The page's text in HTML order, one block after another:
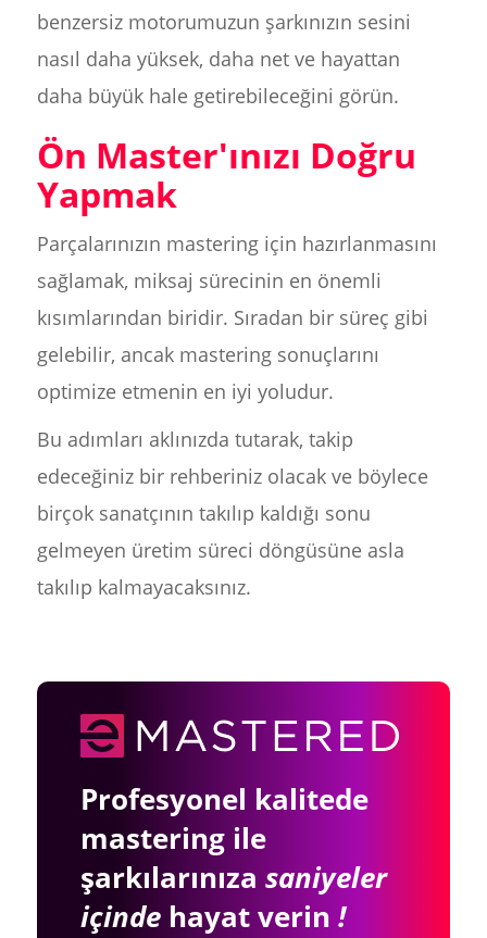
benzersiz motorumuzun şarkınızın sesini
nasıl daha yüksek, daha net ve hayattan
daha büyük hale getirebileceğini görün.
Ön Master'ınızı Doğru
Yapmak
Parçalarınızın mastering için hazırlanmasını
sağlamak, miksaj sürecinin en önemli
kısımlarından biridir. Sıradan bir süreç gibi
gelebilir, ancak mastering sonuçlarını
optimize etmenin en iyi yoludur.
Bu adımları aklınızda tutarak, takip
edeceğiniz bir rehberiniz olacak ve böylece
birçok sanatçının takılıp kaldığı sonu
gelmeyen üretim süreci döngüsüne asla
takılıp kalmayacaksınız.
Profesyonel kalitede
mastering ile
şarkılarınıza saniyeler
içindehayat verin !